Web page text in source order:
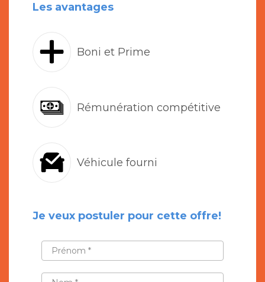
Les avantages
Boni et Prime
Rémunération compétitive
Véhicule fourni
Je veux postuler pour cette offre!
PRÉNOM
NOM